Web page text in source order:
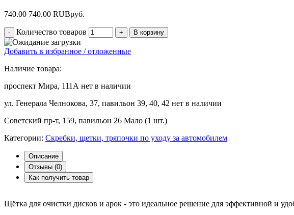
740.00 740.00 RUBруб.
Количество товаров
Добавить в избранное / отложенные
Наличие товара:
проспект Мира, 111А нет в наличии
ул. Генерала Челнокова, 37, павильон 39, 40, 42 нет в наличии
Советский пр-т, 159, павильон 26 Мало (1 шт.)
Категории: Скребки, щетки, тряпочки по уходу за автомобилем
Описание
Отзывы (0)
Как получить товар
Щётка для очистки дисков и арок - это идеальное решение для эффективной и